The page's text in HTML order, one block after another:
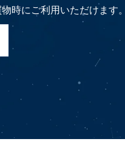
時にご利用いただけます。